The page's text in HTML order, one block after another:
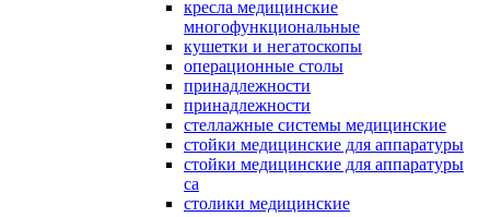
кресла медицинские
многофункциональные
кушетки и негатоскопы
операционные столы
принадлежности
принадлежности
стеллажные системы медицинские
стойки медицинские для аппаратуры
стойки медицинские для аппаратуры
са
столики медицинские